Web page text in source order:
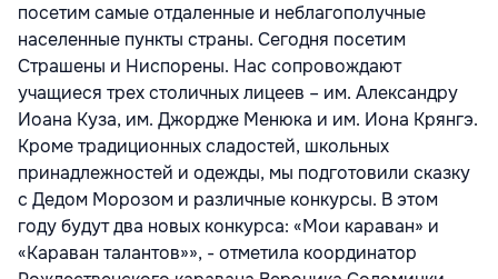
посетим самые отдаленные и неблагополучные
населенные пункты страны. Сегодня посетим
Страшены и Ниспорены. Нас сопровождают
учащиеся трех столичных лицеев – им. Александру
Иоана Куза, им. Джордже Менюка и им. Иона Крянгэ.
Кроме традиционных сладостей, школьных
принадлежностей и одежды, мы подготовили сказку
с Дедом Морозом и различные конкурсы. В этом
году будут два новых конкурса: «Мои караван» и
«Караван талантов»», - отметила координатор